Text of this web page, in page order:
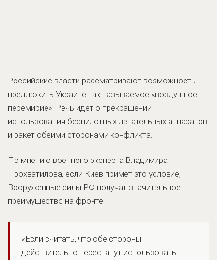
Российские власти рассматривают возможность
предложить Украине так называемое «воздушное
перемирие». Речь идет о прекращении
использования беспилотных летательных аппаратов
и ракет обеими сторонами конфликта.
По мнению военного эксперта Владимира
Прохватилова, если Киев примет это условие,
Вооруженные силы РФ получат значительное
преимущество на фронте.
«Если считать, что обе стороны
действительно перестанут использовать